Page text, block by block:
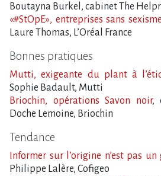
Boutayna Burkel, cabinet The Helpr
«#StOpE», entreprises sans sexisme
Laure Thomas, L​‌’Oréal France
Bonnes pratiques
Mutti, exigeante du plant à
Sophie Badault, Mutti
Briochin, opérations Savon noir,
Doche Lemoine, Briochin
Tendance
Informer sur l​‌’origine n​‌’est pas un
Philippe Lalère, Cofigeo